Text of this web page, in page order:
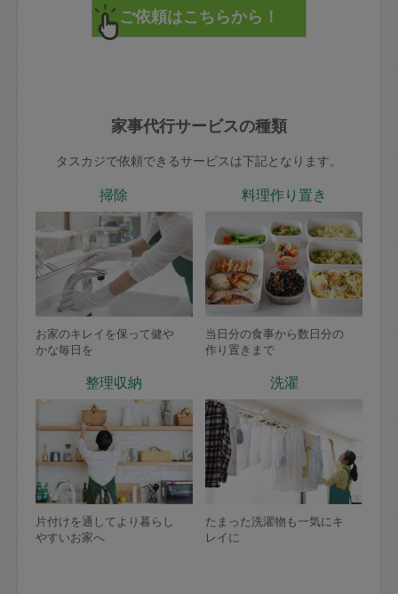
家事代行サービスの種類
タスカジで依頼できるサービスは下記となります。
掃除
お家のキレイを保って健や
かな毎日を
料理作り置き
当日分の食事から数日分の
作り置きまで
整理収納
片付けを通してより暮らし
やすいお家へ
洗濯
たまった洗濯物も一気にキ
レイに